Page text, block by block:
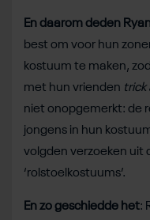
En daarom deden
best om voor hun
kostuum te maken,
met hun vrienden trick
niet onopgemerkt: de
jongens in hun
volgden verzoeken uit
‘rolstoelkostuums’.
En zo geschiedde het: